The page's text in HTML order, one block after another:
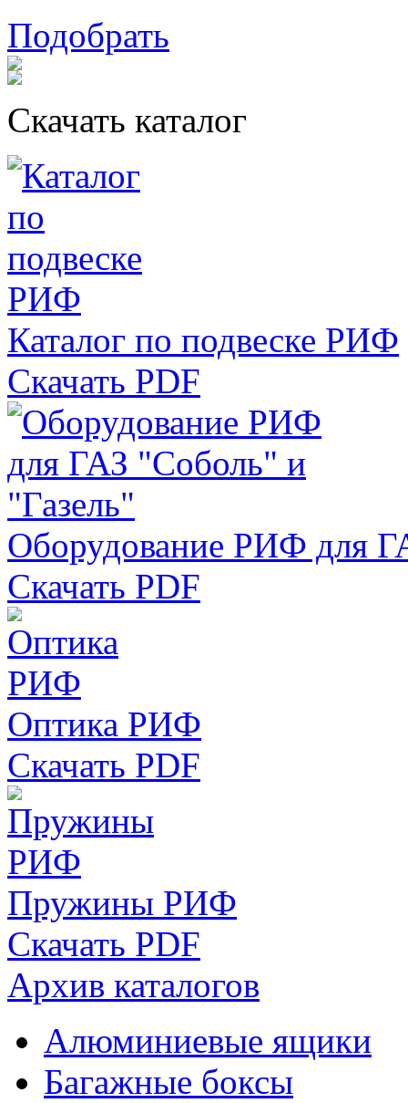
Подобрать
Скачать каталог
Каталог по подвеске РИФ
Скачать PDF
Оборудование РИФ для
Скачать PDF
Оптика РИФ
Скачать PDF
Пружины РИФ
Скачать PDF
Архив каталогов
Алюминиевые ящики
Багажные боксы